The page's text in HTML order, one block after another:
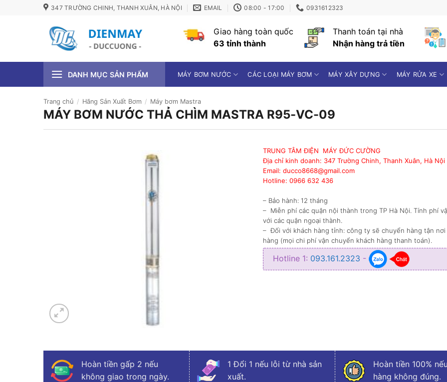
347 TRƯỜNG CHINH, THANH XUÂN, HÀ NỘI EMAIL 08:00 - 17:00 0931612323
Giao hàng toàn quốc
63 tỉnh thành
Thanh toán tại nhà
Nhận hàng trả tiền
DANH MỤC SẢN PHẨM MÁY BƠM NƯỚC CÁC LOẠI MÁY BƠM MÁY XÂY DỰNG MÁY RỬA XE
Trang chủ / Hãng Sản Xuất Bơm / Máy bơm Mastra
MÁY BƠM NƯỚC THẢ CHÌM MASTRA R95-VC-09
TRUNG TÂM ĐIỆN MÁY ĐỨC CƯỜNG
Địa chỉ kinh doanh: 347 Trường Chinh, Thanh Xuân, Hà Nội
Email: ducco8668@gmail.com
Hotline: 0966 632 436
– Bảo hành: 12 tháng
– Miễn phí các quận nội thành trong TP Hà Nội. Tính phí
với các quận ngoại thành.
– Đối với khách hàng tỉnh: công ty sẽ chuyển hàng tận nơi
hàng (mọi chi phí vận chuyển khách hàng thanh toán).
Hotline 1: 093.161.2323 -
Hoàn tiền gấp 2 nếu
không giao trong ngày.
1 Đổi 1 nếu lỗi từ nhà sản
xuất.
Hoàn tiền 100%
hàng không đúng.